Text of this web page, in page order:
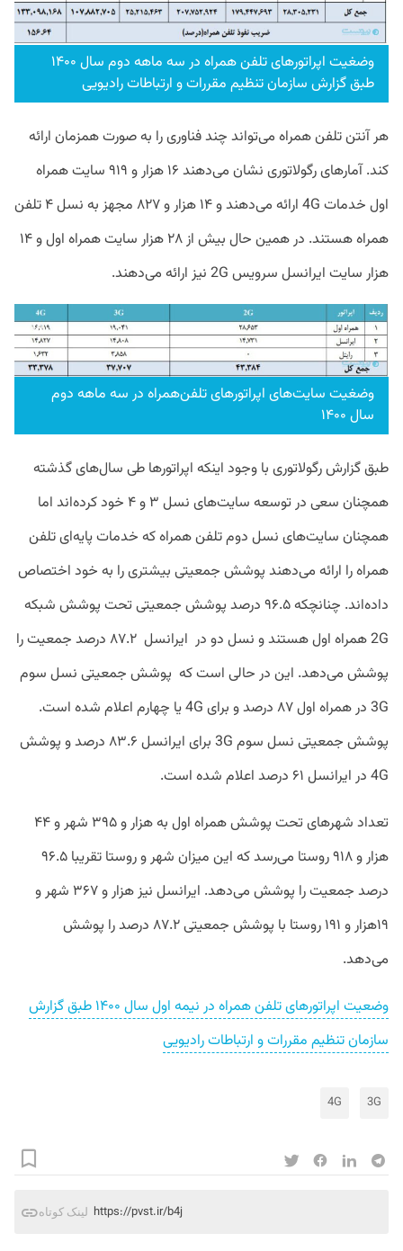
وضغیت اپراتورهای تلفن همراه در سه ماهه دوم سال ۱۴۰۰
طبق گزارش سازمان تنظیم مقررات و ارتباطات رادیویی
هر آنتن تلفن همراه می‌تواند چند فناوری را به صورت همزمان ارائه
کند. آمارهای رگولاتوری نشان می‌دهند ۱۶ هزار و ۹۱۹ سایت همراه
اول خدمات 4G ارائه می‌دهند و ۱۴ هزار و ۸۲۷ مجهز به نسل ۴ تلفن
همراه هستند. در همین حال بیش از ۲۸ هزار سایت همراه اول و ۱۴
هزار سایت ایرانسل سرویس 2G نیز ارائه می‌دهند.
وضغیت سایت‌های اپراتورهای تلفن‌همراه در سه ماهه دوم
سال ۱۴۰۰
طبق گزارش رگولاتوری با وجود اینکه اپراتورها طی سال‌های گذشته
همچنان سعی در توسعه سایت‌های نسل ۳ و ۴ خود کرده‌اند اما
همچنان سایت‌های نسل دوم تلفن همراه که خدمات پایه‌ای تلفن
همراه را ارائه می‌دهند پوشش جمعیتی بیشتری را به خود اختصاص
داده‌اند. چنانچکه ۹۶.۵ درصد پوشش جمعیتی تحت پوشش شبکه
2G همراه اول هستند و نسل دو در ایرانسل ۸۷.۲ درصد جمعیت را
پوشش می‌دهد. این در حالی است که پوشش جمعیتی نسل سوم
3G در همراه اول ۸۷ درصد و برای 4G یا چهارم اعلام شده است.
پوشش جمعیتی نسل سوم 3G برای ایرانسل ۸۳.۶ درصد و پوشش
4G در ایرانسل ۶۱ درصد اعلام شده است.
تعداد شهرهای تحت پوشش همراه اول به هزار و ۳۹۵ شهر و ۴۴
هزار و ۹۱۸ روستا می‌رسد که این میزان شهر و روستا تقریبا ۹۶.۵
درصد جمعیت را پوشش می‌دهد. ایرانسل نیز هزار و ۳۶۷ شهر و
۱۹هزار و ۱۹۱ روستا با پوشش جمعیتی ۸۷.۲ درصد را پوشش
می‌دهد.
وضعیت اپراتورهای تلفن همراه در نیمه اول سال ۱۴۰۰ طبق گزارش
سازمان تنظیم مقررات و ارتباطات رادیویی
3G
4G
لینک کوتاه https://pvst.ir/b4j